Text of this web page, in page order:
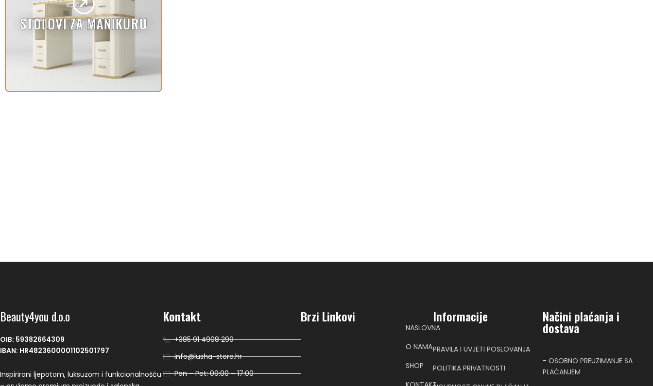
STOLOVI ZA MANIKURU
Beauty4you d.o.o
OIB: 59382664309
IBAN: HR4823600001102501797
Inspirirani ljepotom, luksuzom i funkcionalnošću
Kontakt
+385 91 4908 299
info@lusha-store.hr
Pon – Pet: 09:00 – 17:00
Brzi Linkovi
NASLOVNA
O NAMA
SHOP
Informacije
PRAVILA I UVJETI POSLOVANJA
POLITIKA PRIVATNOSTI
Načini plaćanja i
dostava
- OSOBNO PREUZIMANJE SA
PLAĆANJEM